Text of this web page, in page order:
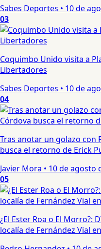
Sabes Deportes • 10 de
03
Coquimbo Unido visita a
Libertadores
Sabes Deportes • 10 de
04
Tras anotar un golazo con
busca el retorno de Erick
Javier Mora • 10 de agosto
05
¿El Ester Roa o El Morro?:
localía de Fernández Vial